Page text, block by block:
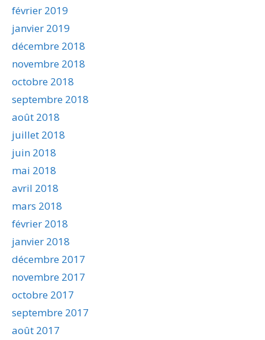
février 2019
janvier 2019
décembre 2018
novembre 2018
octobre 2018
septembre 2018
août 2018
juillet 2018
juin 2018
mai 2018
avril 2018
mars 2018
février 2018
janvier 2018
décembre 2017
novembre 2017
octobre 2017
septembre 2017
août 2017